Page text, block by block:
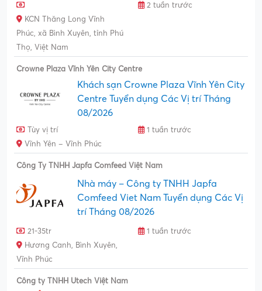
2 tuần trước
KCN Thăng Long Vĩnh
Phúc, xã Bình Xuyên, tỉnh Phú
Thọ, Việt Nam
Crowne Plaza Vĩnh Yên City Centre
Khách sạn Crowne Plaza Vĩnh Yên City
Centre Tuyển dụng Các Vị trí Tháng
08/2026
Tùy vị trí
1 tuần trước
Vĩnh Yên – Vĩnh Phúc
Công Ty TNHH Japfa Comfeed Việt Nam
Nhà máy – Công ty TNHH Japfa
Comfeed Viet Nam Tuyển dụng Các Vị
trí Tháng 08/2026
21-35tr
1 tuần trước
Hương Canh, Bình Xuyên,
Vĩnh Phúc
Công ty TNHH Utech Việt Nam